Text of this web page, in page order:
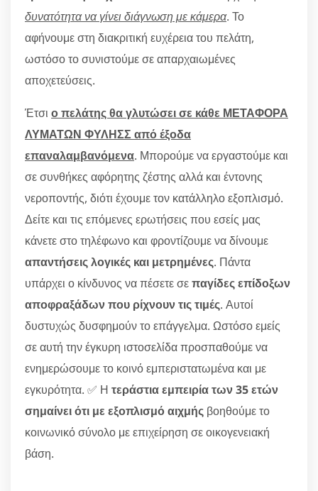
δυνατότητα να γίνει διάγνωση με κάμερα. Το
αφήνουμε στη διακριτική ευχέρεια του πελάτη,
ωστόσο το συνιστούμε σε απαρχαιωμένες
αποχετεύσεις.
Έτσι ο πελάτης θα γλυτώσει σε κάθε ΜΕΤΑΦΟΡΑ
ΛΥΜΑΤΩΝ ΦΥΛΗΣΣ από έξοδα
επαναλαμβανόμενα. Μπορούμε να εργαστούμε και
σε συνθήκες αφόρητης ζέστης αλλά και έντονης
νεροποντής, διότι έχουμε τον κατάλληλο εξοπλισμό.
Δείτε και τις επόμενες ερωτήσεις που εσείς μας
κάνετε στο τηλέφωνο και φροντίζουμε να δίνουμε
απαντήσεις λογικές και μετρημένες. Πάντα
υπάρχει ο κίνδυνος να πέσετε σεπαγίδες επίδοξων
αποφραξάδων που ρίχνουν τις τιμές. Αυτοί
δυστυχώς δυσφημούν το επάγγελμα. Ωστόσο εμείς
σε αυτή την έγκυρη ιστοσελίδα προσπαθούμε να
ενημερώσουμε το κοινό εμπεριστατωμένα και με
εγκυρότητα. ✅ Η τεράστια εμπειρία των 35 ετών
σημαίνει ότι με εξοπλισμό αιχμής βοηθούμε το
κοινωνικό σύνολο με επιχείρηση σε οικογενειακή
βάση.